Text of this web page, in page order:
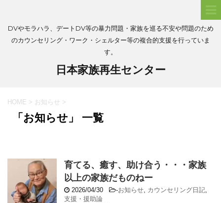
DVやモラハラ、デートDV等の暴力問題・家族を巡る不安や問題のため
のカウンセリング・ワーク・シェルター等の複合的支援を行っていま
す。
日本家族再生センター
HOME > お知らせ >
「お知らせ」 一覧
育てる、癒す、助け合う・・・家族
以上の家族だものねー
2026/04/30 -お知らせ, カウンセリング日記,
支援・援助論